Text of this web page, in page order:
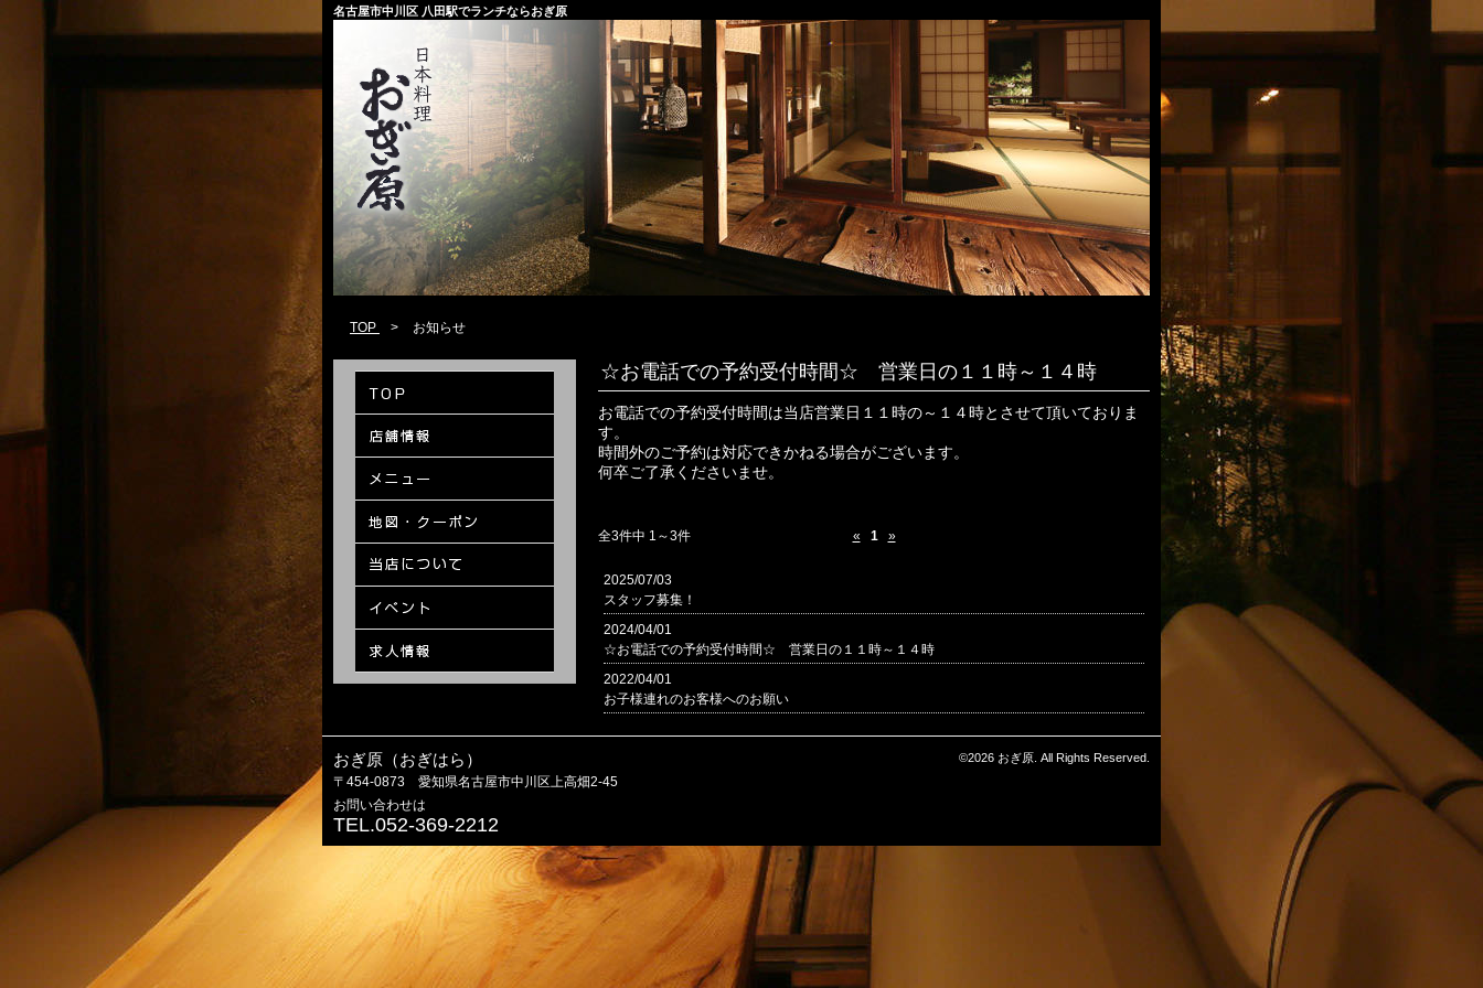
名古屋市中川区 八田駅でランチならおぎ原
TOP > お知らせ
☆お電話での予約受付時間☆ 営業日の１１時～１４時
お電話での予約受付時間は当店営業日１１時の～１４時とさせて頂いておりま
す。
時間外のご予約は対応できかねる場合がございます。
何卒ご了承くださいませ。
全3件中 1～3件 « 1 »
2025/07/03
スタッフ募集！
2024/04/01
☆お電話での予約受付時間☆ 営業日の１１時～１４時
2022/04/01
お子様連れのお客様へのお願い
おぎ原（おぎはら）
〒454-0873 愛知県名古屋市中川区上高畑2-45
お問い合わせは
TEL.052-369-2212
©2026 おぎ原. All Rights Reserved.